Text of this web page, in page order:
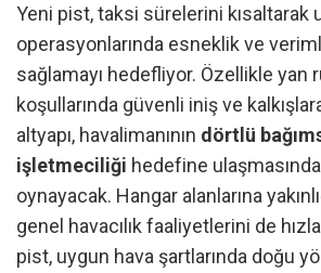
Yeni pist, taksi sürelerini kısaltarak
operasyonlarında esneklik ve
sağlamayı hedefliyor. Özellikle yan
koşullarında güvenli iniş ve
altyapı, havalimanının dörtlü
işletmeciliği hedefine
oynayacak. Hangar alanlarına
genel havacılık faaliyetlerini de
pist, uygun hava şartlarında doğu